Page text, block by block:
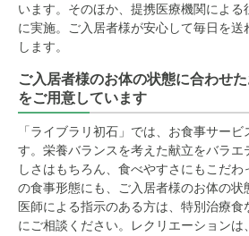
います。そのほか、提携医療機関によ
に実施。ご入居者様が安心して毎日を送
します。
ご入居者様のお体の状態に合わせ
をご用意しています
「ライブラリ初石」では、お食事サー
す。栄養バランスを考えた献立をバラ
しさはもちろん、食べやすさにもこだ
の食事形態にも、ご入居者様のお体の状
医師による指示のある方は、特別治療
にご相談ください。レクリエーション